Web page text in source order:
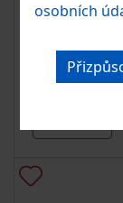
osobních